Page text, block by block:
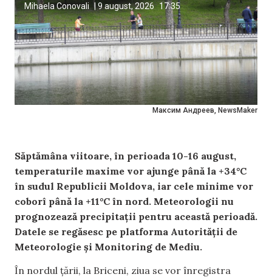
Максим Андреев, NewsMaker
Mihaela Conovali |9 august, 2026 17:35
Săptămâna viitoare, în perioada 10-16 august,
temperaturile maxime vor ajunge până la +34°C
în sudul Republicii Moldova, iar cele minime vor
coborî până la +11°C în nord. Meteorologii nu
prognozează precipitații pentru această perioadă.
Datele se regăsesc pe platforma Autorității de
Meteorologie și Monitoring de Mediu.
În nordul țării, la Briceni, ziua se vor înregistra